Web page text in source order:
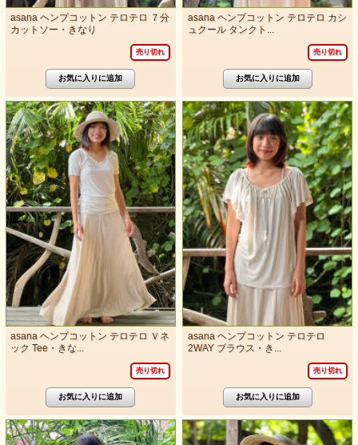
asana ヘンプコットン テロテロ ７分
カットソー・きなり
売り切れ
asana ヘンプコットン テロテロ カシ
ュクール タンクト...
売り切れ
asana ヘンプコットン テロテロ Ｖネ
ック Tee・きな...
売り切れ
asana ヘンプコットン テロテロ
2WAY ブラウス・き...
売り切れ